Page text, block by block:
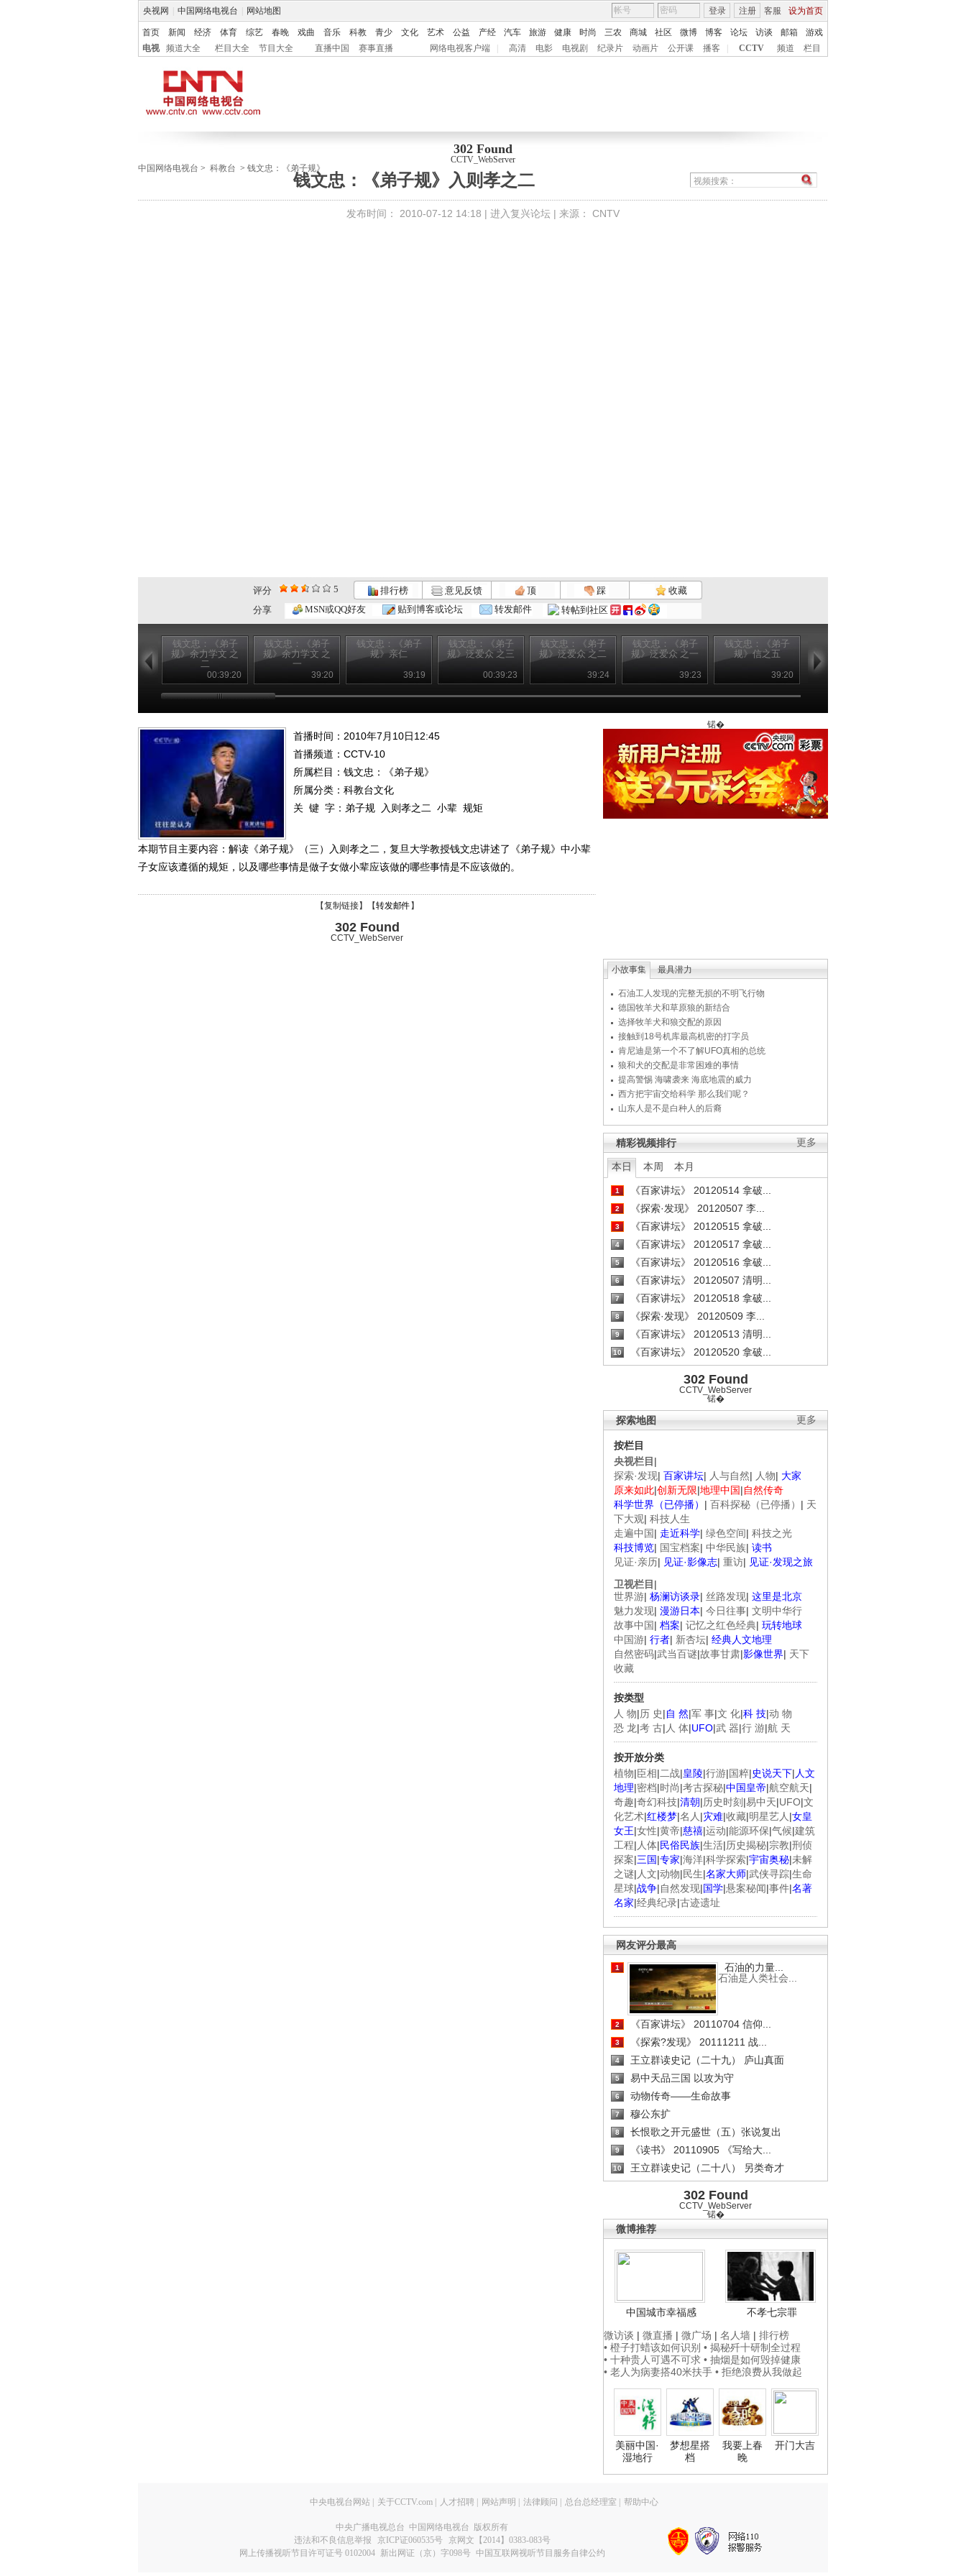
央视网 中国网络电视台 网站地图 客服 设为首页
登录 注册
首页 新闻 经济 体育 综艺 春晚 戏曲 音乐 科教 青少 文化 艺术 公益 产经 汽车 旅游 健康 时尚 三农 商城 社区 微博 博客 论坛 访谈 邮箱
游戏
电视
频道大全 栏目大全 节目大全 直播中国 赛事直播 网络电视客户端 高清 电影 电视剧 纪录片 动画片 公开课 播客 CCTV 频道 栏目
302 Found
CCTV_WebServer
中国网络电视台 > 科教台 > 钱文忠：《弟子规》
钱文忠：《弟子规》入则孝之二
发布时间： 2010-07-12 14:18 | 进入复兴论坛 | 来源： CNTV
评分 5 排行榜 意见反馈 顶 踩
收藏
分享
MSN或QQ好友 贴到博客或论坛 转发邮件 转帖到社区
钱文忠：《弟子
规》余力学文 之
二
00:39:20
钱文忠：《弟子
规》余力学文 之
一
39:20
钱文忠：《弟子
规》亲仁
39:19
钱文忠：《弟子
规》泛爱众 之三
00:39:23
钱文忠：《弟子
规》泛爱众 之二
39:24
钱文忠：《弟子
规》泛爱众 之一
39:23
钱文忠：《弟子
规》信之五
39:20
首播时间：2010年7月10日12:45
首播频道： CCTV-10
所属栏目： 钱文忠：《弟子规》
所属分类：科教台文化
关 键 字： 弟子规 入则孝之二 小辈 规矩
本期节目主要内容：解读《弟子规》（三）入则孝之二，复旦大学教授钱文忠讲述了《弟子规》中小辈
子女应该遵循的规矩，以及哪些事情是做子女做小辈应该做的哪些事情是不应该做的。
【复制链接】【转发邮件 】
302 Found
CCTV_WebServer
锘�
小故事集 最具潜力
石油工人发现的完整无损的不明飞行物
德国牧羊犬和草原狼的新结合
选择牧羊犬和狼交配的原因
接触到18号机库最高机密的打字员
肯尼迪是第一个不了解UFO真相的总统
狼和犬的交配是非常困难的事情
提高警惕 海啸袭来 海底地震的威力
西方把宇宙交给科学 那么我们呢？
山东人是不是白种人的后裔
更多
精彩视频排行
本日 本周 本月
1 《百家讲坛》 20120514 拿破...
2 《探索·发现》 20120507 李...
3 《百家讲坛》 20120515 拿破...
4 《百家讲坛》 20120517 拿破...
5 《百家讲坛》 20120516 拿破...
6 《百家讲坛》 20120507 清明...
7 《百家讲坛》 20120518 拿破...
8 《探索·发现》 20120509 李...
9 《百家讲坛》 20120513 清明...
10 《百家讲坛》 20120520 拿破...
302 Found
CCTV_WebServer
锘�
更多
探索地图
按栏目
央视栏目 |
探索·发现| 百家讲坛| 人与自然| 人物| 大家
原来如此|创新无限|地理中国|自然传奇
科学世界（已停播） | 百科探秘（已停播） | 天
下大观| 科技人生
走遍中国| 走近科学| 绿色空间| 科技之光
科技博览| 国宝档案| 中华民族| 读书
见证·亲历| 见证·影像志| 重访| 见证·发现之旅
卫视栏目 |
世界游| 杨澜访谈录| 丝路发现| 这里是北京
魅力发现| 漫游日本| 今日往事| 文明中华行
故事中国| 档案| 记忆之红色经典| 玩转地球
中国游| 行者| 新杏坛| 经典人文地理
自然密码|武当百谜|故事甘肃|影像世界| 天下
收藏
按类型
人 物|历 史|自 然|军 事|文 化|科 技|动 物
恐 龙|考 古| 人 体|UFO|武 器|行 游|航 天
按开放分类
植物|臣相|二战|皇陵|行游|国粹|史说天下| 人文
地理|密档|时尚|考古探秘|中国皇帝|航空航天|
奇趣|奇幻科技|清朝|历史时刻 |易中天|UFO|文
化艺术|红楼梦|名人 |灾难|收藏|明星艺人 |女皇
女王|女性|黄帝|慈禧|运动|能源环保|气候|建筑
工程| 人体|民俗民族|生活|历史揭秘|宗教|刑侦
探案|三国|专家|海洋|科学探索|宇宙奥秘|未解
之谜| 人文|动物|民生|名家大师|武侠寻踪|生命
星球|战争|自然发现|国学|悬案秘闻|事件|名著
名家|经典纪录|古迹遗址
网友评分最高
1
石油的力量...
石油是人类社会...
2 《百家讲坛》 20110704 信仰...
3 《探索?发现》 20111211 战...
4 王立群读史记（二十九） 庐山真面
5 易中天品三国 以攻为守
6 动物传奇——生命故事
7 穆公东扩
8 长恨歌之开元盛世（五）张说复出
9 《读书》 20110905 《写给大...
10 王立群读史记（二十八） 另类奇才
302 Found
CCTV_WebServer
锘�
微博推荐
中国城市幸福感
不孝七宗罪
微访谈 | 微直播 | 微广场 | 名人墙 | 排行榜
• 橙子打蜡该如何识别 • 揭秘歼十研制全过程
• 十种贵人可遇不可求 • 抽烟是如何毁掉健康
• 老人为病妻搭40米扶手 • 拒绝浪费从我做起
美丽中国·
湿地行
梦想星搭
档
我要上春
晚
开门大吉
中央电视台网站 关于CCTV.com 人才招聘 网站声明 法律顾问 总台总经理室 帮助中心
中央广播电视总台 中国网络电视台 版权所有
违法和不良信息举报
京ICP证060535号
京网文【2014】0383-083号
网上传播视听节目许可证号 0102004 新出网证（京）字098号 中国互联网视听节目服务自律公约